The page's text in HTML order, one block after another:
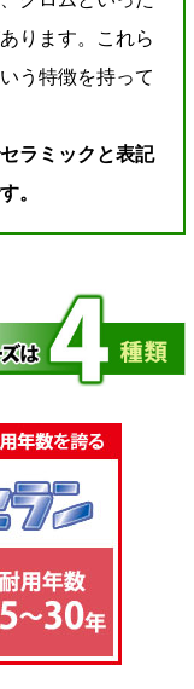
ります。これら
う特徴を持って
ラミックと表記
。